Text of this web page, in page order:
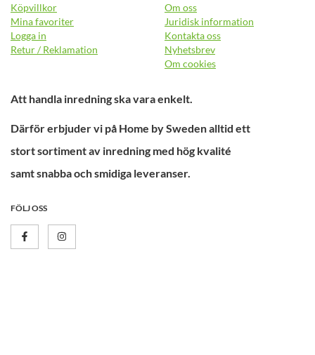
Köpvillkor
Mina favoriter
Logga in
Retur / Reklamation
Om oss
Juridisk information
Kontakta oss
Nyhetsbrev
Om cookies
Att handla inredning ska vara enkelt.
Därför erbjuder vi på Home by Sweden alltid ett
stort sortiment av inredning med hög kvalité
samt snabba och smidiga leveranser.
FÖLJ OSS